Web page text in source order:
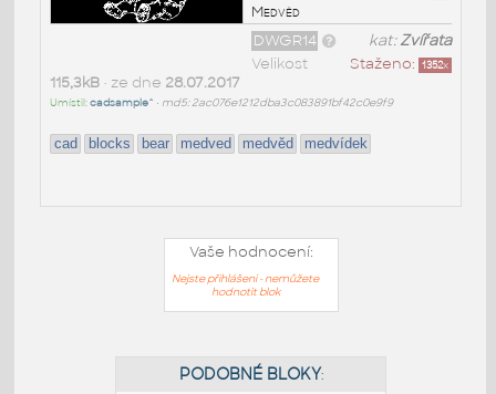
Medvěd
kat:Zvířata
DWGR14
Staženo: 1352x
Velikost
115,3kB• ze dne 28.07.2017
Umístil:cadsample^ • md5: 2ac076e1212dba3c083891bf42c0e9f9
cad blocks bear medved medvěd medvídek
Vaše hodnocení:
Nejste přihlášeni - nemůžete
hodnotit blok